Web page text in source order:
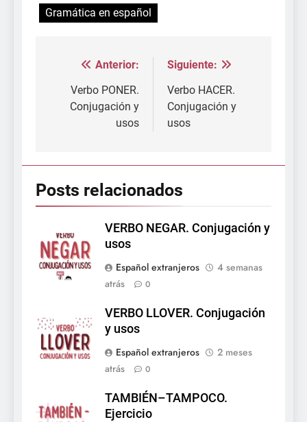
Gramática en español
Navegación
entradas
Anterior:
Verbo PONER.
Conjugación y
usos
Siguiente:
Verbo HACER.
Conjugación y
usos
Posts relacionados
VERBO NEGAR. Conjugación y
usos
Español extranjeros
4 semanas
atrás
0
VERBO LLOVER. Conjugación
y usos
Español extranjeros
2 meses
atrás
0
TAMBIÉN–TAMPOCO.
Ejercicio